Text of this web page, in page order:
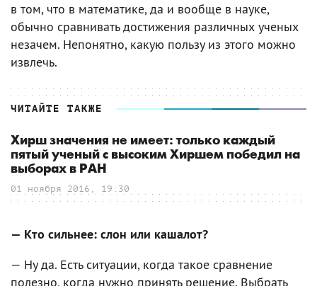
в том, что в математике, да и вообще в науке,
обычно сравнивать достижения различных ученых
незачем. Непонятно, какую пользу из этого можно
извлечь.
ЧИТАЙТЕ ТАКЖЕ
Хирш значения не имеет: только каждый
пятый ученый с высоким Хиршем победил на
выборах в РАН
01 ноября 2016, 19:30
— Кто сильнее: слон или кашалот?
— Ну да. Есть ситуации, когда такое сравнение
полезно, когда нужно принять решение. Выбрать